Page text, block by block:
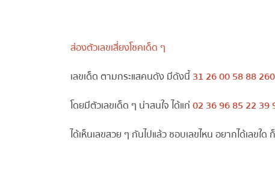
ส่องตัวเลขเสี่ยงโชคเด็ด ๆ
เลขเด็ด ตามกระแสคนดัง มีดังนี้31 26 00 58 88 260
โดยมีตัวเลขเด็ด ๆ น่าสนใจ ได้แก่02 36 96 85 22 39
ได้เห็นเลขสวย ๆ กันไปแล้ว ชอบเลขไหน อยากได้เลขใด